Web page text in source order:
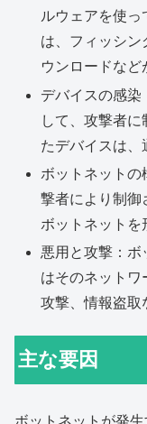
ルウェアを使っ
は、フィッシン
ウンロードなど
デバイスの感染
して、攻撃者
たデバイスは、
ボットネットの
撃者により制御
ボットネットを
悪用と攻撃：ボ
はそのネットワ
攻撃、情報盗取
主な要因